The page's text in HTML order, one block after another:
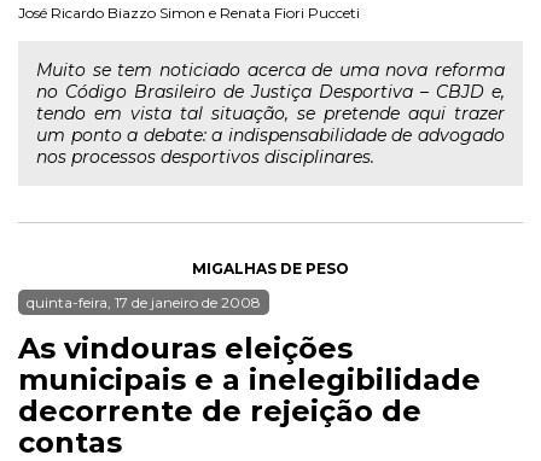
José Ricardo Biazzo Simon e Renata Fiori Pucceti
Muito se tem noticiado acerca de uma nova reforma
no Código Brasileiro de Justiça Desportiva – CBJD e,
tendo em vista tal situação, se pretende aqui trazer
um ponto a debate: a indispensabilidade de advogado
nos processos desportivos disciplinares.
MIGALHAS DE PESO
quinta-feira, 17 de janeiro de 2008
As vindouras eleições
municipais e a inelegibilidade
decorrente de rejeição de
contas